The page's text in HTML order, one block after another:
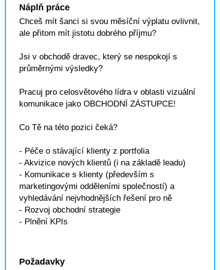
Náplň práce
Chceš mít šanci si svou měsíční výplatu ovlivnit,
ale přitom mít jistotu dobrého příjmu?
Jsi v obchodě dravec, který se nespokojí s
průměrnými výsledky?
Pracuj pro celosvětového lídra v oblasti vizuální
komunikace jako OBCHODNÍ ZÁSTUPCE!
Co Tě na této pozici čeká?
- Péče o stávající klienty z portfolia
- Akvizice nových klientů (i na základě leadu)
- Komunikace s klienty (především s
marketingovými odděleními společností) a
vyhledávání nejvhodnějších řešení pro ně
- Rozvoj obchodní strategie
- Plnění KPIs
Požadavky